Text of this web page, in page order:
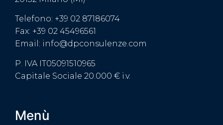
Telefono: +39 02 87186074
Fax: +39 02 45496561
Email: info@dpconsulenze.com
P. IVA IT05091510965
Capitale Sociale 20.000 € i.v.
Menù